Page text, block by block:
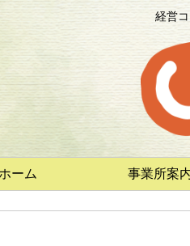
経営
ホーム 事業所案